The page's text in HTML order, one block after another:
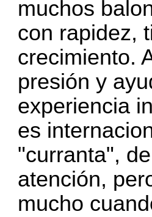
muchos
con rapidez,
crecimiento.
presión y
experiencia
es
"curranta",
atención,
mucho